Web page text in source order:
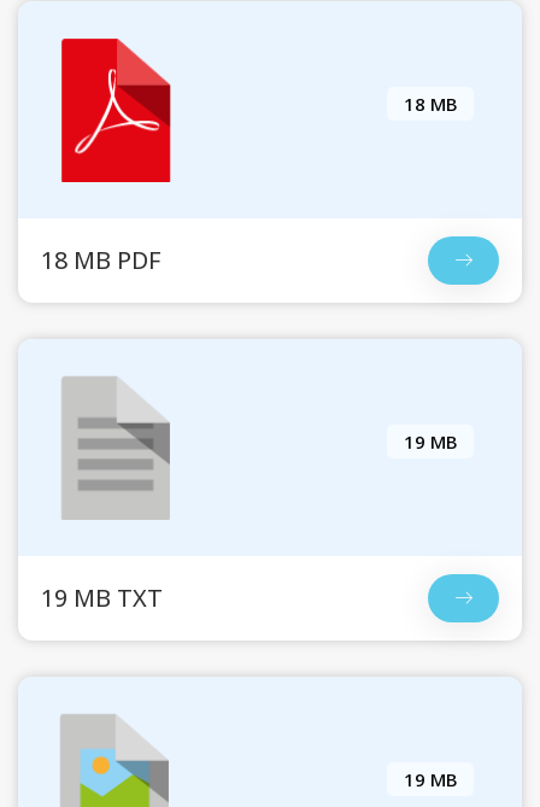
18 MB
18 MB PDF
19 MB
19 MB TXT
19 MB